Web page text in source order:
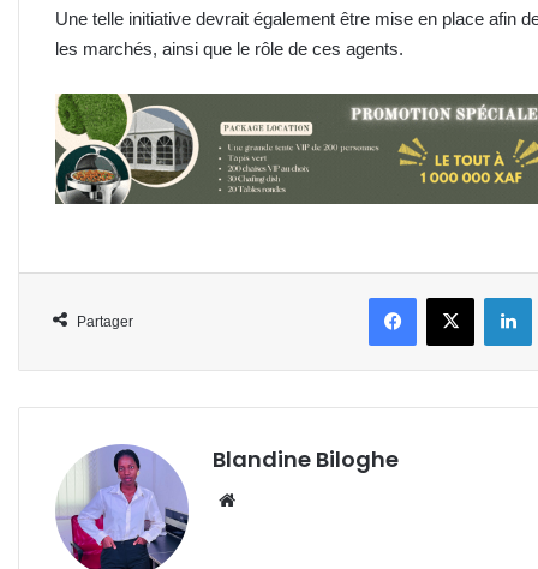
Une telle initiative devrait également être mise en place afin
les marchés, ainsi que le rôle de ces agents.
Partager
FacebookX
Blandine Biloghe